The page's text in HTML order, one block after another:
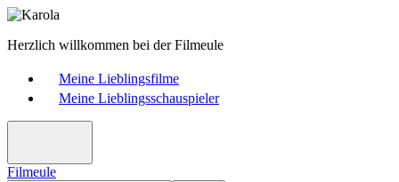
Herzlich willkommen bei der Filmeule
Meine Lieblingsfilme
Meine Lieblingsschauspieler
Filmeule